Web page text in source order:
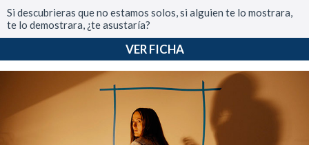
Si descubrieras que no estamos solos, si alguien te lo mostrara,
te lo demostrara, ¿te asustaría?
VER FICHA